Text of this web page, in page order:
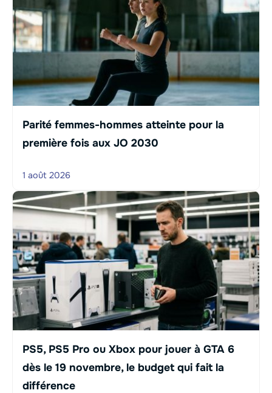
Parité femmes-hommes atteinte pour la
première fois aux JO 2030
1 août 2026
PS5, PS5 Pro ou Xbox pour jouer à GTA 6
dès le 19 novembre, le budget qui fait la
différence